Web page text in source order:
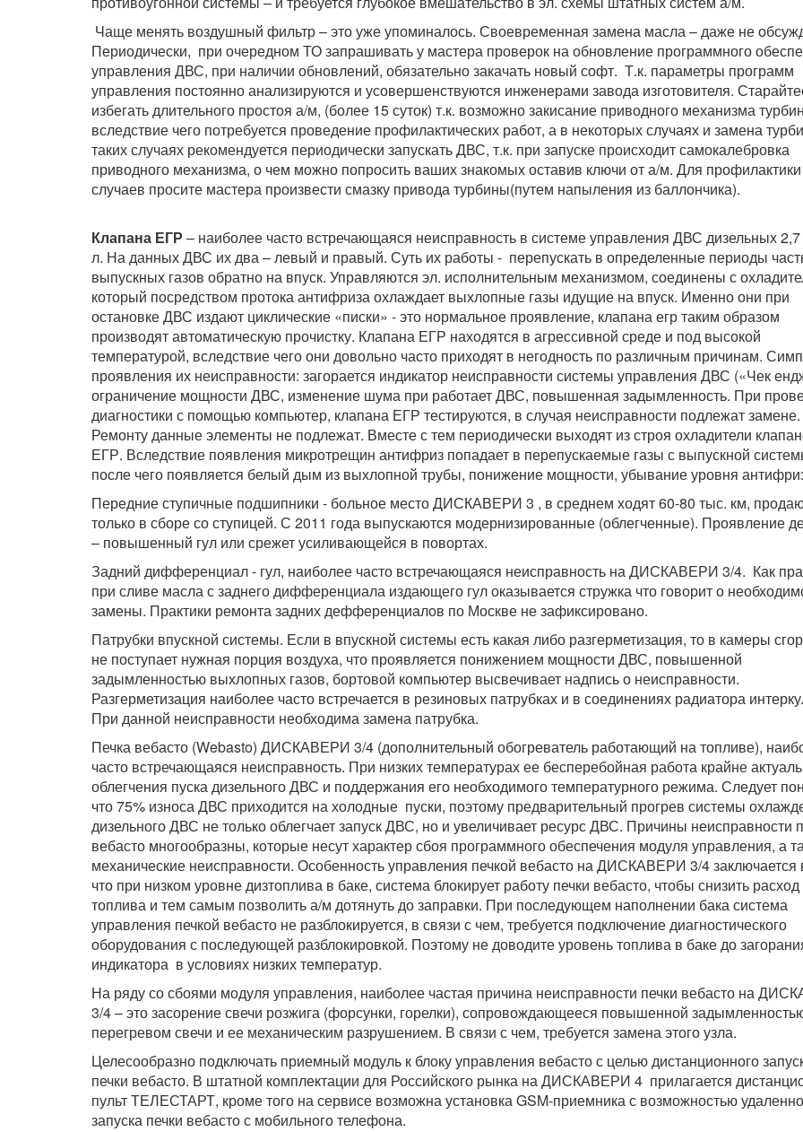
Чаще менять воздушный фильтр – это уже упоминалось. Своевременная замена масла – даже не
Периодически, при очередном ТО запрашивать у мастера проверок на обновление программного
управления ДВС, при наличии обновлений, обязательно закачать новый софт. Т.к. параметры программ
управления постоянно анализируются и усовершенствуются инженерами завода изготовителя.
избегать длительного простоя а/м, (более 15 суток) т.к. возможно закисание приводного механизма
вследствие чего потребуется проведение профилактических работ, а в некоторых случаях и замена
таких случаях рекомендуется периодически запускать ДВС, т.к. при запуске происходит самокалебровка
приводного механизма, о чем можно попросить ваших знакомых оставив ключи от а/м. Для профилактики
случаев просите мастера произвести смазку привода турбины(путем напыления из баллончика).
Клапана ЕГР – наиболее часто встречающаяся неисправность в системе управления ДВС дизельных
л. На данных ДВС их два – левый и правый. Суть их работы - перепускать в определенные периоды
выпускных газов обратно на впуск. Управляются эл. исполнительным механизмом, соединены с
который посредством протока антифриза охлаждает выхлопные газы идущие на впуск. Именно они при
остановке ДВС издают циклические «писки» - это нормальное проявление, клапана егр таким образом
производят автоматическую прочистку. Клапана ЕГР находятся в агрессивной среде и под высокой
температурой, вследствие чего они довольно часто приходят в негодность по различным причинам.
проявления их неисправности: загорается индикатор неисправности системы управления ДВС («Чек
ограничение мощности ДВС, изменение шума при работает ДВС, повышенная задымленность. При
диагностики с помощью компьютер, клапана ЕГР тестируются, в случая неисправности подлежат замене.
Ремонту данные элементы не подлежат. Вместе с тем периодически выходят из строя охладители
ЕГР. Вследствие появления микротрещин антифриз попадает в перепускаемые газы с выпускной
после чего появляется белый дым из выхлопной трубы, понижение мощности, убывание уровня
Передние ступичные подшипники - больное место ДИСКАВЕРИ 3 , в среднем ходят 60-80 тыс. км,
только в сборе со ступицей. С 2011 года выпускаются модернизированные (облегченные). Проявление
– повышенный гул или срежет усиливающейся в повортах.
Задний дифференциал - гул, наиболее часто встречающаяся неисправность на ДИСКАВЕРИ 3/4. Как
при сливе масла с заднего дифференциала издающего гул оказывается стружка что говорит о
замены. Практики ремонта задних дефференциалов по Москве не зафиксировано.
Патрубки впускной системы. Если в впускной системы есть какая либо разгерметизация, то в камеры
не поступает нужная порция воздуха, что проявляется понижением мощности ДВС, повышенной
задымленностью выхлопных газов, бортовой компьютер высвечивает надпись о неисправности.
Разгерметизация наиболее часто встречается в резиновых патрубках и в соединениях радиатора
При данной неисправности необходима замена патрубка.
Печка вебасто (Webasto) ДИСКАВЕРИ 3/4 (дополнительный обогреватель работающий на топливе),
часто встречающаяся неисправность. При низких температурах ее бесперебойная работа крайне
облегчения пуска дизельного ДВС и поддержания его необходимого температурного режима. Следует
что 75% износа ДВС приходится на холодные пуски, поэтому предварительный прогрев системы
дизельного ДВС не только облегчает запуск ДВС, но и увеличивает ресурс ДВС. Причины неисправности
вебасто многообразны, которые несут характер сбоя программного обеспечения модуля управления, а
механические неисправности. Особенность управления печкой вебасто на ДИСКАВЕРИ 3/4 заключается
что при низком уровне дизтоплива в баке, система блокирует работу печки вебасто, чтобы снизить расход
топлива и тем самым позволить а/м дотянуть до заправки. При последующем наполнении бака система
управления печкой вебасто не разблокируется, в связи с чем, требуется подключение диагностического
оборудования с последующей разблокировкой. Поэтому не доводите уровень топлива в баке до
индикатора в условиях низких температур.
На ряду со сбоями модуля управления, наиболее частая причина неисправности печки вебасто на
3/4 – это засорение свечи розжига (форсунки, горелки), сопровождающееся повышенной
перегревом свечи и ее механическим разрушением. В связи с чем, требуется замена этого узла.
Целесообразно подключать приемный модуль к блоку управления вебасто с целью дистанционного
печки вебасто. В штатной комплектации для Российского рынка на ДИСКАВЕРИ 4 прилагается
пульт ТЕЛЕСТАРТ, кроме того на сервисе возможна установка GSM-приемника с возможностью
запуска печки вебасто с мобильного телефона.